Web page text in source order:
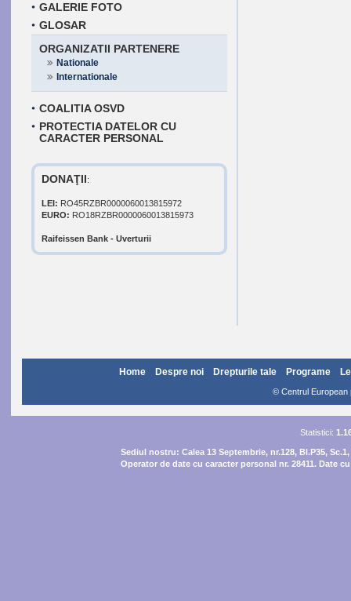
GALERIE FOTO
GLOSAR
ORGANIZATII PARTENERE
Nationale
Internationale
COALITIA OSVD
PROTECTIA DATELOR CU
CARACTER PERSONAL
DONAŢII:
LEI: RO45RZBR0000060013815972
EURO: RO18RZBR0000060013815973
Raifeissen Bank - Uverturii
Home Despre noi Drepturile tale Programe
© Centrul European
Statistici:
Sediul nostru: Calea 13 Septembrie, nr.128, Bl.P35,
Operator de date cu caracter personal nr. 28411. Date